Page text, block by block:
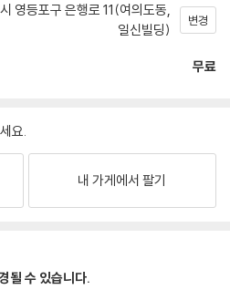
영등포구 은행로 11(여의도동,
일신빌딩)
변경
무료
요.
내 가게에서 팔기
될 수 있습니다.